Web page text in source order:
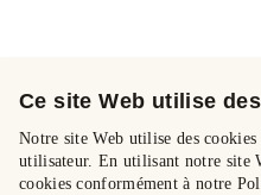
Ce site Web utilise
Notre site Web utilise des
utilisateur. En utilisant notre site
cookies conformément à notre